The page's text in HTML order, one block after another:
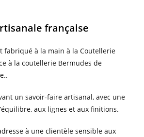
française
fabriqué à la main à la Coutellerie
à la coutellerie Bermudes de
un savoir-faire artisanal, avec une
aux lignes et aux finitions.
à une clientèle sensible aux